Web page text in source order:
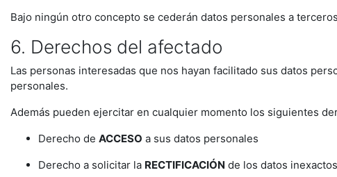
Bajo ningún otro concepto se cederán datos personales a
6. Derechos del afectado
Las personas interesadas que nos hayan facilitado sus datos
personales.
Además pueden ejercitar en cualquier momento los siguientes
Derecho de ACCESO a sus datos personales
Derecho a solicitar la RECTIFICACIÓN de los datos inexactos